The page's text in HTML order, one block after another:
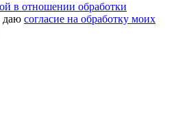
в отношении обработки
даю согласие на обработку моих